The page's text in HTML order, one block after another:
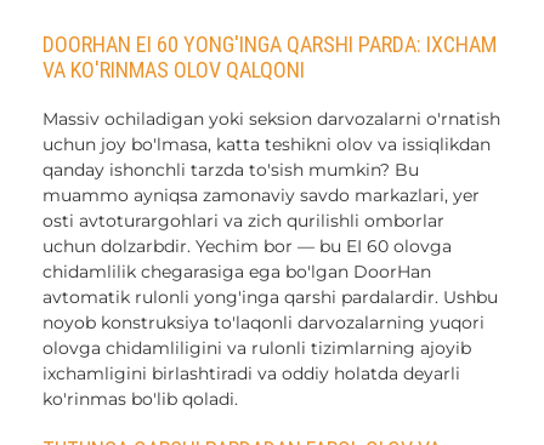
DOORHAN EI 60 YONG'INGA QARSHI PARDA: IXCHAM
VA KO'RINMAS OLOV QALQONI
Massiv ochiladigan yoki seksion darvozalarni o'rnatish
uchun joy bo'lmasa, katta teshikni olov va issiqlikdan
qanday ishonchli tarzda to'sish mumkin? Bu
muammo ayniqsa zamonaviy savdo markazlari, yer
osti avtoturargohlari va zich qurilishli omborlar
uchun dolzarbdir. Yechim bor — bu EI 60 olovga
chidamlilik chegarasiga ega bo'lgan DoorHan
avtomatik rulonli yong'inga qarshi pardalardir. Ushbu
noyob konstruksiya to'laqonli darvozalarning yuqori
olovga chidamliligini va rulonli tizimlarning ajoyib
ixchamligini birlashtiradi va oddiy holatda deyarli
ko'rinmas bo'lib qoladi.